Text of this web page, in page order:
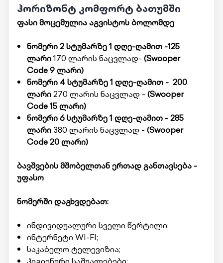
ჰორიზონტ კომფორტ ბათუმში
ფასი მოცემულიააგვისტოსბოლომდე
ნომერი 2 სტუმარზე 1 დღე-ღამით -125
ლარი170 ლარის ნაცვლად- (Swooper
Code9 ლარი)
ნომერი 4 სტუმარზე 1 დღე-ღამით - 200
ლარი270 ლარის ნაცვლად - (Swooper
Code15 ლარი)
ნომერი 6 სტუმარზე 1 დღე-ღამით -285
ლარი380 ლარის ნაცვლად - (Swooper
Code20 ლარი)
ბავშვების მშობელთან ერთად განთავსება -
უფასო
ნომერში დაგხვდებათ:
ინდივიდუალური სველი წერტილი;
ინტერნეტი WI-FI;
საკაბელო ტელევიზია;